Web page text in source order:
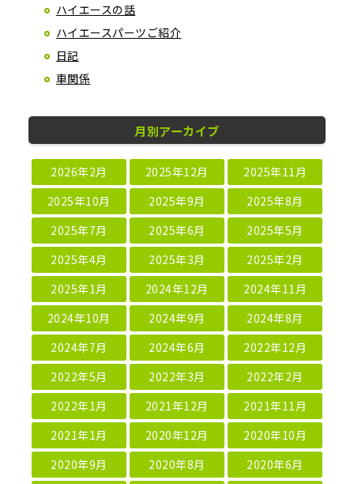
ハイエースの話
ハイエースパーツご紹介
日記
車関係
月別アーカイブ
2026年2月 2025年12月
2025年11月
2025年10月
2025年9月
2025年8月
2025年7月
2025年6月
2025年5月
2025年4月
2025年3月
2025年2月
2025年1月
2024年12月
2024年11月
2024年10月
2024年9月
2024年8月
2024年7月
2024年6月
2022年12月
2022年5月
2022年3月
2022年2月
2022年1月
2021年12月
2021年11月
2021年1月
2020年12月
2020年10月
2020年9月
2020年8月
2020年6月